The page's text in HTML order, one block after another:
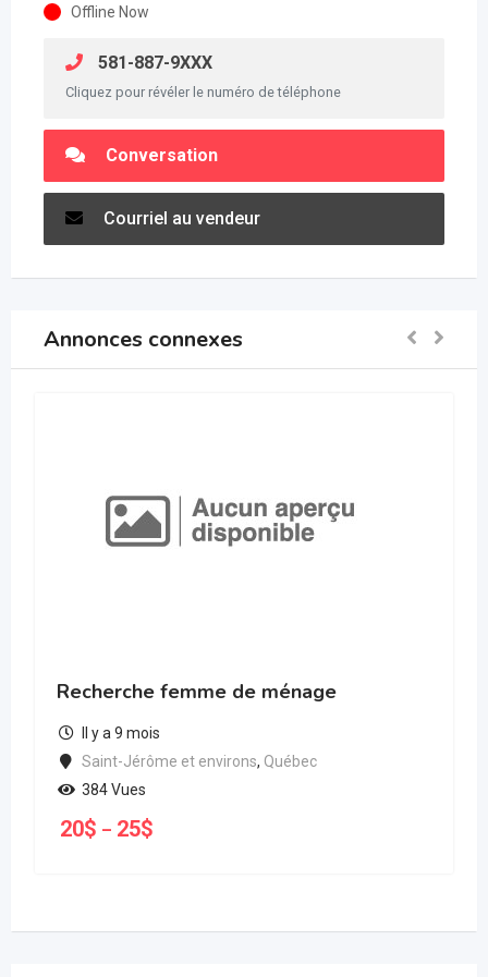
Offline Now
581-887-9XXX
Cliquez pour révéler le numéro de téléphone
Conversation
Courriel au vendeur
Annonces connexes
Recherche femme de ménage
Il y a 9 mois
Saint-Jérôme et environs, Québec
384 Vues
20$ – 25$